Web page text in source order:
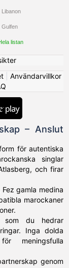
Libanon
Gulfen
listan
| Användarvillkor
– Anslut
för autentiska
singlar
och firar
gamla medina
marockaner
som du hedrar
Inga dolda
meningsfulla
genom